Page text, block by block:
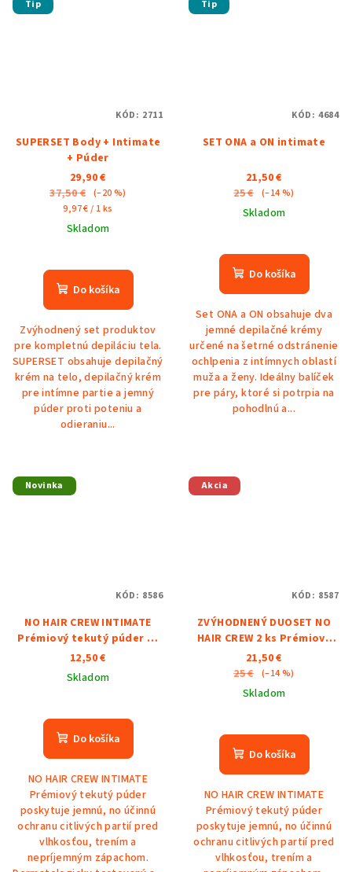
Tip
SUPERSET Body + Intimate
+ Púder
29,90 €
37,50 € (–20 %)
Jednotková
cena:
9,97 € / 1 ks
Skladom
hodnotenie
produktu
z
5
hviezdičiek.
Do košíka
Zvýhodnený set produktov
pre kompletnú depiláciu tela.
SUPERSET obsahuje depilačný
krém na telo, depilačný krém
pre intímne partie a jemný
púder proti poteniu a
odieraniu...
KÓD: 2711
Tip
SET ONA a ON intimate
21,50 €
25 € (–14 %)
Skladom
hodnotenie
produktu
z
5
hviezdičiek.
Do košíka
Set ONA a ON obsahuje dva
jemné depilačné krémy
určené na šetrné odstránenie
ochlpenia z intímnych oblastí
muža a ženy. Ideálny balíček
pre páry, ktoré si potrpia na
pohodlnú a...
KÓD: 4684
Novinka
NO HAIR CREW INTIMATE
Prémiový tekutý púder 75
ml
12,50 €
Skladom
Do košíka
NO HAIR CREW INTIMATE
Prémiový tekutý púder
poskytuje jemnú, no účinnú
ochranu citlivých partií pred
vlhkosťou, trením a
nepríjemným zápachom.
KÓD: 8586
Akcia
ZVÝHODNENÝ DUOSET NO
HAIR CREW 2 ks Prémiový
tekutý púder75 ml
21,50 €
25 € (–14 %)
Skladom
Do košíka
NO HAIR CREW INTIMATE
Prémiový tekutý púder
poskytuje jemnú, no účinnú
ochranu citlivých partií pred
vlhkosťou, trením a
KÓD: 8587